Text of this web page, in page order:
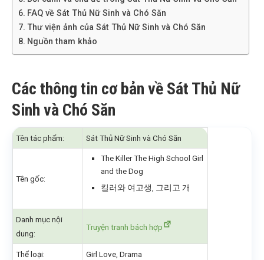
FAQ về Sát Thủ Nữ Sinh và Chó Săn
Thư viện ảnh của Sát Thủ Nữ Sinh và Chó Săn
Nguồn tham khảo
Các thông tin cơ bản về Sát Thủ Nữ
Sinh và Chó Săn
Tên tác phẩm: Sát Thủ Nữ Sinh và Chó Săn
Tên gốc:
The Killer The High School Girl
and the Dog
킬러와 여고생, 그리고 개
Danh mục nội
dung:
Truyện tranh bách hợp
Thể loại: Girl Love, Drama